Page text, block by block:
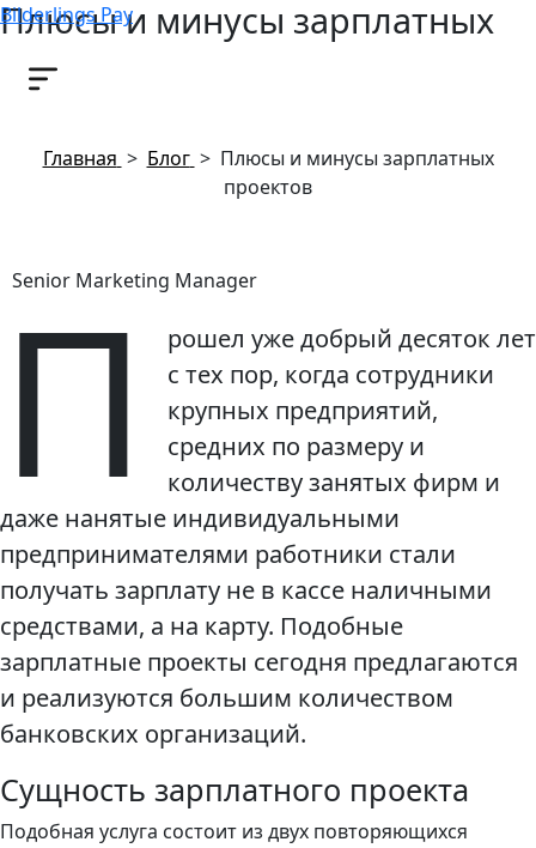
Bilderlings Pay
Плюсы и минусы зарплатных
проектов
Главная > Блог > Плюсы и минусы зарплатных
проектов
Senior Marketing Manager
П
рошел уже добрый десяток лет
с тех пор, когда сотрудники
крупных предприятий,
средних по размеру и
количеству занятых фирм и
даже нанятые индивидуальными
предпринимателями работники стали
получать зарплату не в кассе наличными
средствами, а на карту. Подобные
зарплатные проекты сегодня предлагаются
и реализуются большим количеством
банковских организаций.
Сущность зарплатного проекта
Подобная услуга состоит из двух повторяющихся